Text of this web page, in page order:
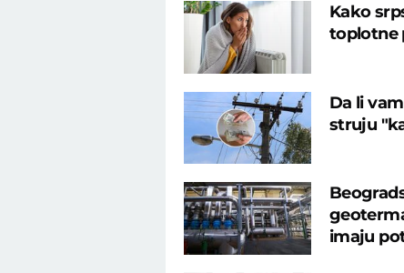
Kako
toplotne
Da li
struju
imaju